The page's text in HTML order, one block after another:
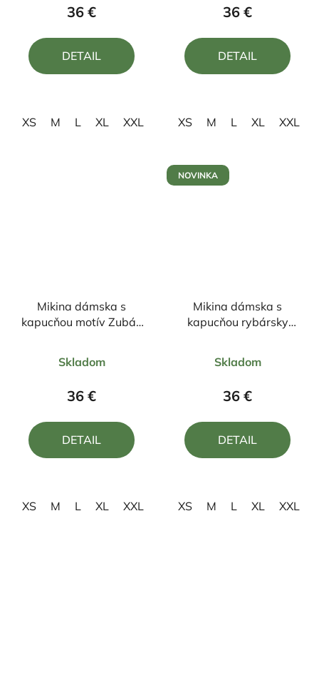
produktu
5,0
z
36 €
DETAIL
XS M L XL XXL
produktu
5,0
z
36 €
DETAIL
XS M L XL XXL
Mikina dámska s
kapucňou motív Zubáč
hodnotenie
produktu
z
Skladom
36 €
DETAIL
XS M L XL XXL
NOVINKA
Mikina dámska s
kapucňou rybársky
hodnotenie
produktu
z
Skladom
36 €
DETAIL
XS M L XL XXL